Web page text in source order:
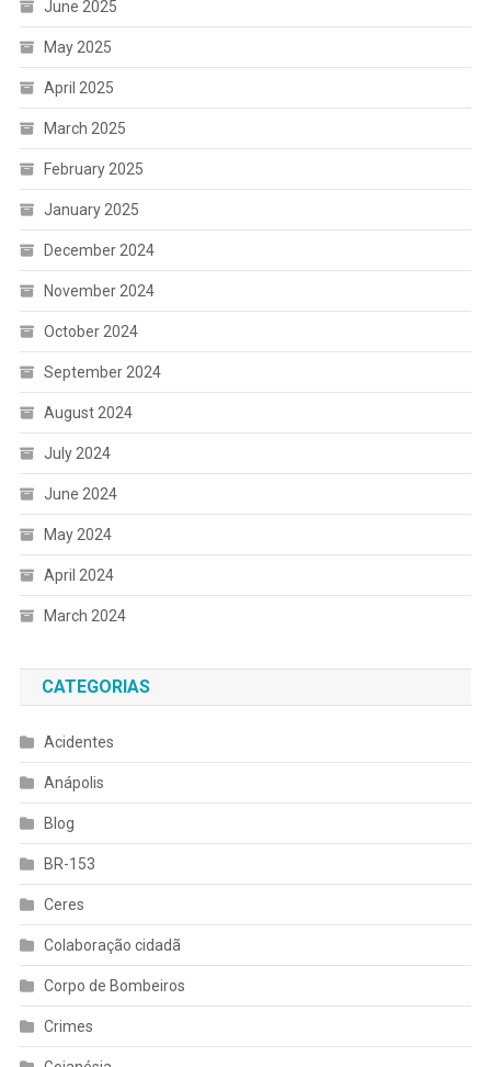
June 2025
May 2025
April 2025
March 2025
February 2025
January 2025
December 2024
November 2024
October 2024
September 2024
August 2024
July 2024
June 2024
May 2024
April 2024
March 2024
CATEGORIAS
Acidentes
Anápolis
Blog
BR-153
Ceres
Colaboração cidadã
Corpo de Bombeiros
Crimes